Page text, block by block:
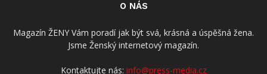
O NÁS
Magazín ŽENY Vám poradí jak být svá, krásná a úspěšná žena.
Jsme Ženský internetový magazín.
Kontaktujte nás: info@press-media.cz